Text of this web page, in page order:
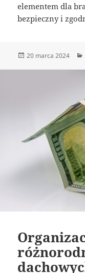
elementem dla
bezpieczny i
Data
20 marca 2024